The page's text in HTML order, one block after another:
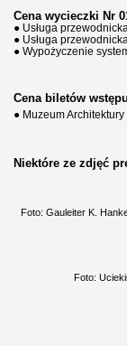
Cena wycieczki Nr
● Usługa
● Usługa
● Wypożyczenie
Cena biletów
● Muzeum Architektury
Niektóre ze zdjęć
Foto: Gauleiter K.
Foto: